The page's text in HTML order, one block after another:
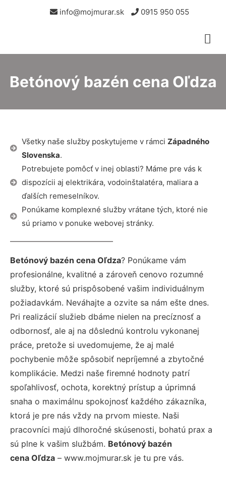
info@mojmurar.sk 0915 950 055
Betónový bazén cena Oľdza
Všetky naše služby poskytujeme v rámci Západného
Slovenska.
Potrebujete pomôcť v inej oblasti? Máme pre vás k
dispozícii aj elektrikára, vodoinštalatéra, maliara a
ďalších remeselníkov.
Ponúkame komplexné služby vrátane tých, ktoré nie
sú priamo v ponuke webovej stránky.
Betónový bazén cena Oľdza? Ponúkame vám
profesionálne, kvalitné a zároveň cenovo rozumné
služby, ktoré sú prispôsobené vašim individuálnym
požiadavkám. Neváhajte a ozvite sa nám ešte dnes.
Pri realizácií služieb dbáme nielen na precíznosť a
odbornosť, ale aj na dôslednú kontrolu vykonanej
práce, pretože si uvedomujeme, že aj malé
pochybenie môže spôsobiť nepríjemné a zbytočné
komplikácie. Medzi naše firemné hodnoty patrí
spoľahlivosť, ochota, korektný prístup a úprimná
snaha o maximálnu spokojnosť každého zákazníka,
ktorá je pre nás vždy na prvom mieste. Naši
pracovníci majú dlhoročné skúsenosti, bohatú prax a
sú plne k vašim službám. Betónový bazén
cena Oľdza – www.mojmurar.sk je tu pre vás.